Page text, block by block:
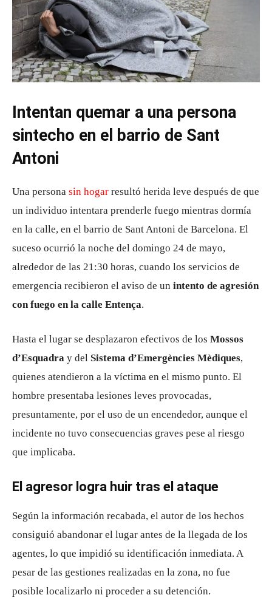
Intentan quemar a una persona
sintecho en el barrio de Sant
Antoni
Una persona sin hogar resultó herida leve después de que
un individuo intentara prenderle fuego mientras dormía
en la calle, en el barrio de Sant Antoni de Barcelona. El
suceso ocurrió la noche del domingo 24 de mayo,
alrededor de las 21:30 horas, cuando los servicios de
emergencia recibieron el aviso de un intento de agresión
con fuego en la calle Entença.
Hasta el lugar se desplazaron efectivos de los Mossos
d’Esquadra y del Sistema d’Emergències Mèdiques,
quienes atendieron a la víctima en el mismo punto. El
hombre presentaba lesiones leves provocadas,
presuntamente, por el uso de un encendedor, aunque el
incidente no tuvo consecuencias graves pese al riesgo
que implicaba.
El agresor logra huir tras el ataque
Según la información recabada, el autor de los hechos
consiguió abandonar el lugar antes de la llegada de los
agentes, lo que impidió su identificación inmediata. A
pesar de las gestiones realizadas en la zona, no fue
posible localizarlo ni proceder a su detención.